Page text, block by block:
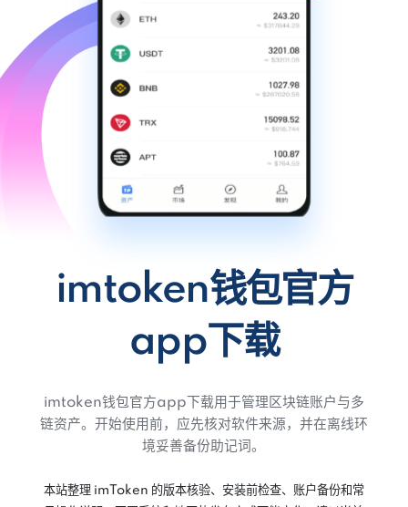
imtoken钱包官方
app下载
imtoken钱包官方app下载用于管理区块链账户与多
链资产。开始使用前，应先核对软件来源，并在离线环
境妥善备份助记词。
本站整理 imToken 的版本核验、安装前检查、账户备份和常